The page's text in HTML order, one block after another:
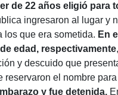
de 22 años eligió para
ingresaron al lugar y
los que era sometida. En
edad, respectivamente
y descuido que
reservaron el nombre
y fue detenida.